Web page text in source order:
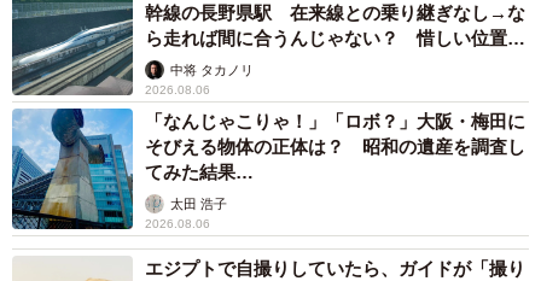
幹線の長野県駅 在来線との乗り継ぎなし→な
ら走れば間に合うんじゃない？ 惜しい位置関
係が反響
中将 タカノリ
2026.08.06
「なんじゃこりゃ！」「ロボ？」大阪・梅田に
そびえる物体の正体は？ 昭和の遺産を調査し
てみた結果…
太田 浩子
2026.08.06
エジプトで自撮りしていたら、ガイドが「撮り